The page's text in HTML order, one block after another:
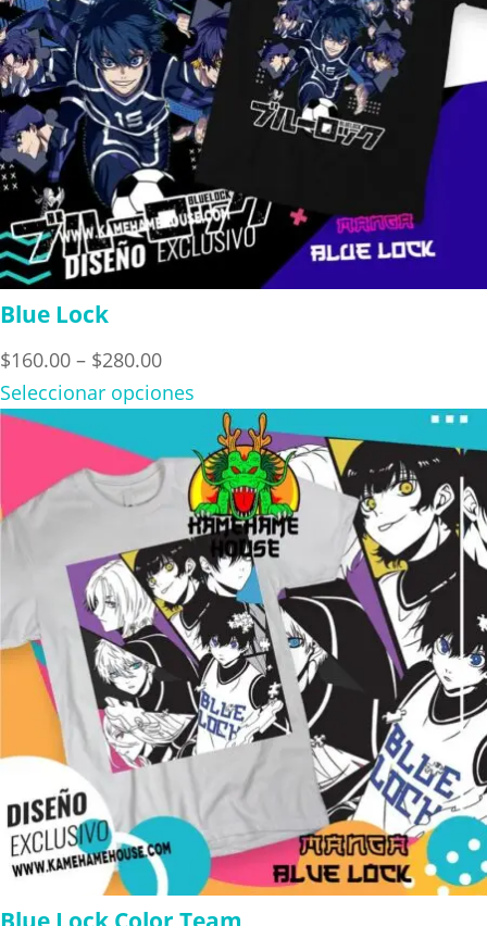
Blue Lock
$160.00 – $280.00Price
range:
$160.00
through
$280.00
Seleccionar opciones